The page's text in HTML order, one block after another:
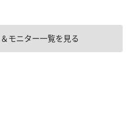
モニター一覧を見る